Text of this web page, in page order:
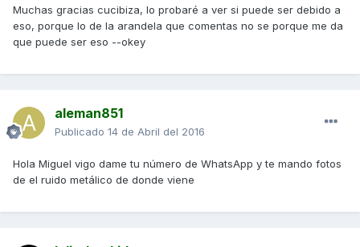
Muchas gracias cucibiza, lo probaré a ver si puede ser debido a
eso, porque lo de la arandela que comentas no se porque me da
que puede ser eso --okey
aleman851
Publicado 14 de Abril del 2016
Hola Miguel vigo dame tu número de WhatsApp y te mando fotos
de el ruido metálico de donde viene